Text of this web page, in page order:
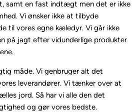
samt en fast indtægt men det er ikke
Vi ønsker ikke at tilbyde
til vores egne kæledyr. Vi går ikke
på jagt efter vidunderlige produkter
måde. Vi genbruger alt det
leverandører. Vi tænker over at
jord. Så har vi alle den det
og gør vores bedste.